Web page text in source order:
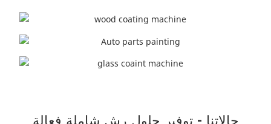
حالاتنا - توفير حلول رش شاملة فعالة